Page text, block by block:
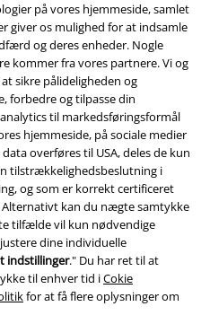
på vores hjemmeside, samlet
giver os mulighed for at indsamle
og deres enheder. Nogle
kommer fra vores partnere. Vi og
sikre pålideligheden og
forbedre og tilpasse din
til markedsføringsformål
hjemmeside, på sociale medier
overføres til USA, deles de kun
tilstrækkelighedsbeslutning i
og som er korrekt certificeret
kan du nægte samtykke
tilfælde vil kun nødvendige
dine individuelle
indstillinger." Du har ret til at
til enhver tid iCokie
for at få flere oplysninger om